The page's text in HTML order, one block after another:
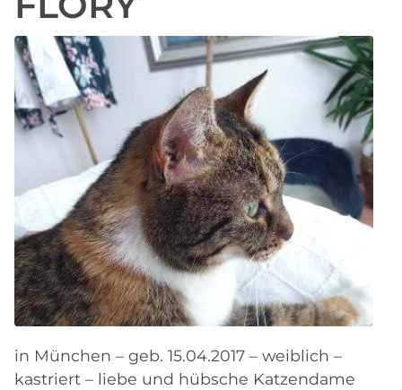
in München – geb. 15.04.2017 – weiblich –
kastriert – liebe und hübsche Katzendame